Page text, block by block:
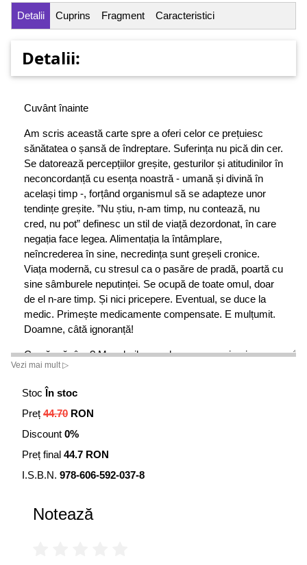
Detalii Cuprins Fragment Caracteristici
Detalii:
Cuvânt înainte
Am scris această carte spre a oferi celor ce prețuiesc
sănătatea o șansă de îndreptare. Suferința nu pică din cer.
Se datorează percepțiilor greșite, gesturilor și atitudinilor în
neconcordanță cu esența noastră - umană și divină în
același timp -, forțând organismul să se adapteze unor
tendințe greșite. ”Nu știu, n-am timp, nu contează, nu
cred, nu pot” definesc un stil de viață dezordonat, în care
negația face legea. Alimentația la întâmplare,
neîncrederea în sine, necredința sunt greșeli cronice.
Viața modernă, cu stresul ca o pasăre de pradă, poartă cu
sine sâmburele neputinței. Se ocupă de toate omul, doar
de el n-are timp. Și nici pricepere. Eventual, se duce la
medic. Primește medicamente compensate. E mulțumit.
Doamne, câtă ignoranță!
Ce să mănânc? Mezelurile nu-s bune, margarina-i un
plastic, sarea e pe lista lui ”nu”, dulciurile - ce mult îmi
plac! - obosesc pancreasul, sucurile sunt sintetice,
înghețata la fel. Dar pâinea albă ce are? Cu laptele ce-
aveți? De ce atâtea lichide? De unde să știu ce-i cu E-
urile astea? Cât timp să evit aceste ”capcane”? Poate
să nu vă poticniți în șirul anilor, e necesar să știți ce să
mâncați și ce nu, cum se combină corect alimentele etc.
vă propriul medic. Plăcut lui Dumnezeu, pe măsura
Vezi mai mult ▷
Stoc În stoc
Preț 44.70 RON
Discount 0%
Preț final 44.7 RON
I.S.B.N. 978-606-592-037-8
Notează